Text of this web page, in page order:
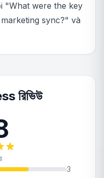
"What were the key
sync?" và
রিভিউ
3